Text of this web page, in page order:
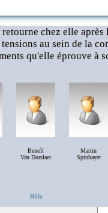
chez elle après
au sein de la
qu'elle éprouve à
Benoît
Van Dorslaer
Martin
Spinhayer
Rôle